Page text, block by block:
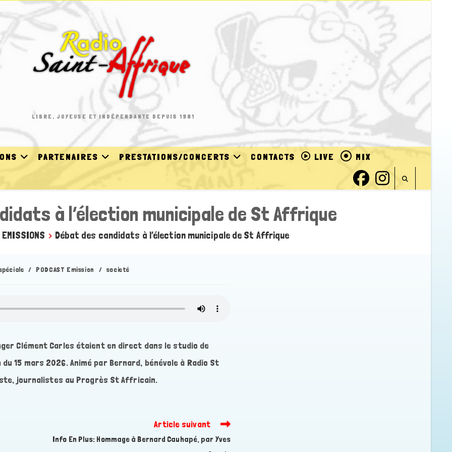
LIBRE, JOYEUSE ET INDÉPENDANTE DEPUIS 1981
PARTENAIRES PRESTATIONS/CONCERTS CONTACTS LIVE MIX
à l’élection municipale de St Affrique
> Débat des candidats à l’élection municipale de St Affrique
/ PODCAST Emission / societé
Clément Carles étaient en direct dans le studio de
15 mars 2026. Animé par Bernard, bénévole à Radio St
journalistes au Progrès St Affricain.
Article suivant
Info En Plus: Hommage à Bernard Cauhapé, par Yves